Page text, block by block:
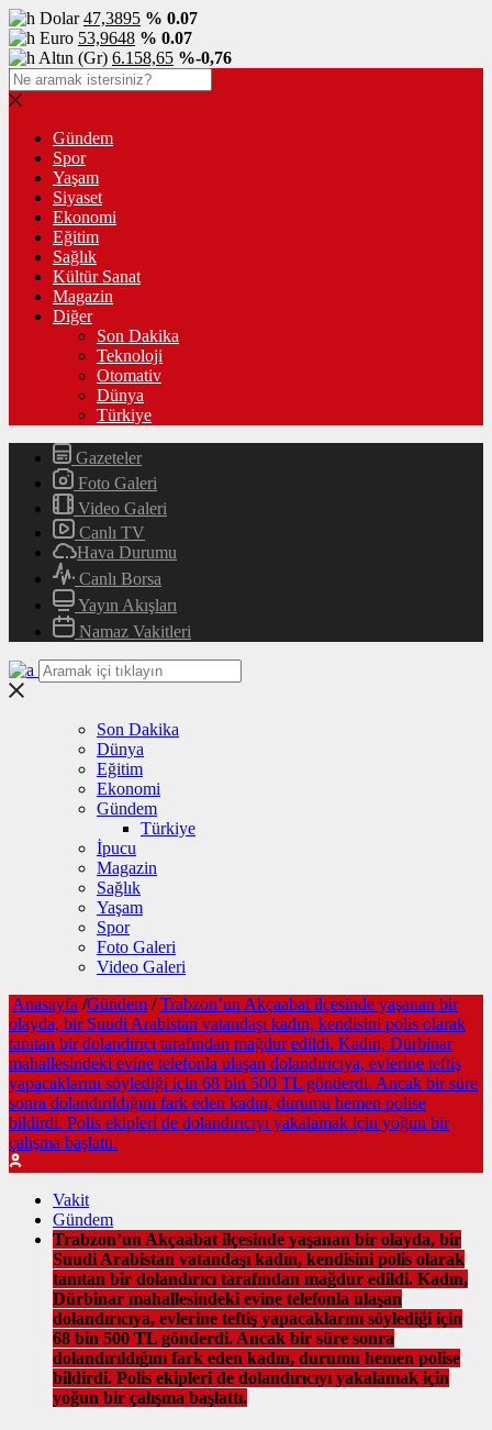
Dolar47,3895 % 0.07
Euro 53,9648 % 0.07
Altın (Gr) 6.158,65 %-0,76
Gündem
Spor
Yaşam
Siyaset
Ekonomi
Eğitim
Sağlık
Kültür Sanat
Magazin
Diğer
Son Dakika
Teknoloji
Otomativ
Dünya
Türkiye
Gazeteler
Foto Galeri
Video Galeri
Canlı TV
Hava Durumu
Canlı Borsa
Yayın Akışları
Namaz Vakitleri
Son Dakika
Dünya
Eğitim
Ekonomi
Gündem
Türkiye
İpucu
Magazin
Sağlık
Yaşam
Spor
Foto Galeri
Video Galeri
Anasayfa /Gündem / Trabzon’un Akçaabat ilçesinde yaşanan bir
olayda, bir Suudi Arabistan vatandaşı kadın, kendisini polis olarak
tanıtan bir dolandırıcı tarafından mağdur edildi. Kadın, Dürbinar
mahallesindeki evine telefonla ulaşan dolandırıcıya, evlerine teftiş
yapacaklarını söylediği için 68 bin 500 TL gönderdi. Ancak bir süre
sonra dolandırıldığını fark eden kadın, durumu hemen polise
bildirdi. Polis ekipleri de dolandırıcıyı yakalamak için yoğun bir
çalışma başlattı.
Vakit
Gündem
Trabzon’un Akçaabat ilçesinde yaşanan bir olayda, bir
Suudi Arabistan vatandaşı kadın, kendisini polis olarak
tanıtan bir dolandırıcı tarafından mağdur edildi. Kadın,
Dürbinar mahallesindeki evine telefonla ulaşan
dolandırıcıya, evlerine teftiş yapacaklarını söylediği için
68 bin 500 TL gönderdi. Ancak bir süre sonra
dolandırıldığını fark eden kadın, durumu hemen polise
bildirdi. Polis ekipleri de dolandırıcıyı yakalamak için
yoğun bir çalışma başlattı.